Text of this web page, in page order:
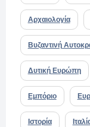
Αρχαιολογία
Βυζαντινή
Δυτική Ευρώπη
Εμπόριο
Ιστορία